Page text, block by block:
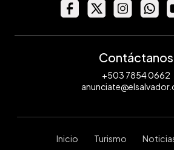
Contáctanos
+503 7854 0662
Inicio Turismo